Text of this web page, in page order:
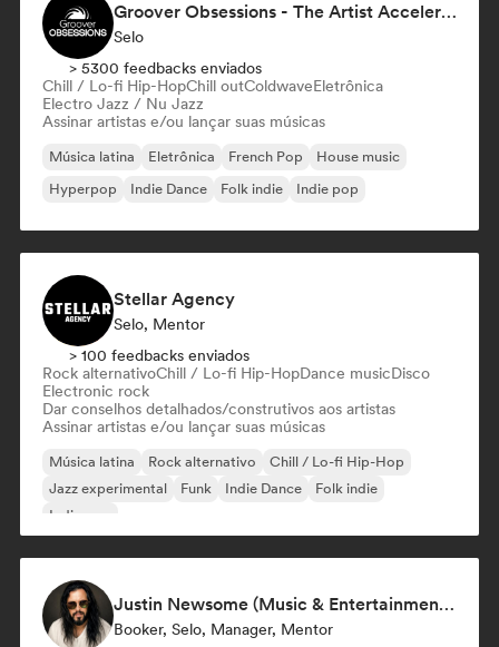
Groover Obsessions - The Artist Accelerator
Selo
> 5300 feedbacks enviados
Chill / Lo-fi Hip-HopChill outColdwaveEletrônica
Electro Jazz / Nu Jazz
Assinar artistas e/ou lançar suas músicas
Música latina Eletrônica French Pop
House music
Hyperpop
Indie Dance Folk indie Indie pop
Stellar Agency
Selo, Mentor
> 100 feedbacks enviados
Rock alternativoChill / Lo-fi Hip-HopDance musicDisco
Electronic rock
Dar conselhos detalhados/construtivos aos artistas
Assinar artistas e/ou lançar suas músicas
Música latina Rock alternativo
Chill / Lo-fi Hip-Hop
Jazz experimental
Funk Indie Dance
Folk indie
Indie pop
Justin Newsome (Music & Entertainment Executive | A&R, Artist Development & Partnerships | Applied AI & Systems Strategy)
Booker, Selo, Manager, Mentor